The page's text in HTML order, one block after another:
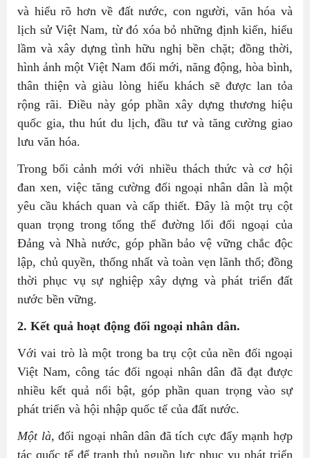
và hiểu rõ hơn về đất nước, con người, văn hóa và
lịch sử Việt Nam, từ đó xóa bỏ những định kiến, hiểu
lầm và xây dựng tình hữu nghị bền chặt; đồng thời,
hình ảnh một Việt Nam đổi mới, năng động, hòa bình,
thân thiện và giàu lòng hiếu khách sẽ được lan tỏa
rộng rãi. Điều này góp phần xây dựng thương hiệu
quốc gia, thu hút du lịch, đầu tư và tăng cường giao
lưu văn hóa.
Trong bối cảnh mới với nhiều thách thức và cơ hội
đan xen, việc tăng cường đối ngoại nhân dân là một
yêu cầu khách quan và cấp thiết. Đây là một trụ cột
quan trọng trong tổng thể đường lối đối ngoại của
Đảng và Nhà nước, góp phần bảo vệ vững chắc độc
lập, chủ quyền, thống nhất và toàn vẹn lãnh thổ; đồng
thời phục vụ sự nghiệp xây dựng và phát triển đất
nước bền vững.
2. Kết quả hoạt động đối ngoại nhân dân.
Với vai trò là một trong ba trụ cột của nền đối ngoại
Việt Nam, công tác đối ngoại nhân dân đã đạt được
nhiều kết quả nổi bật, góp phần quan trọng vào sự
phát triển và hội nhập quốc tế của đất nước.
Một là, đối ngoại nhân dân đã tích cực đẩy mạnh hợp
tác quốc tế để tranh thủ nguồn lực phục vụ phát triển